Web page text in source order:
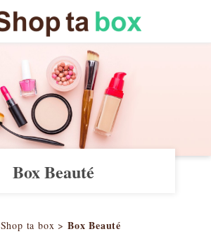
Box Beauté
Shop ta box > Box Beauté